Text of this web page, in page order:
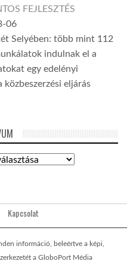
FEJLESZTÉS
06
Selyében: több mint 112
indulnak el a
egy edelényi
közbeszerzési eljárás
Kapcsolat
információ, beleértve a képi,
a GloboPort Média